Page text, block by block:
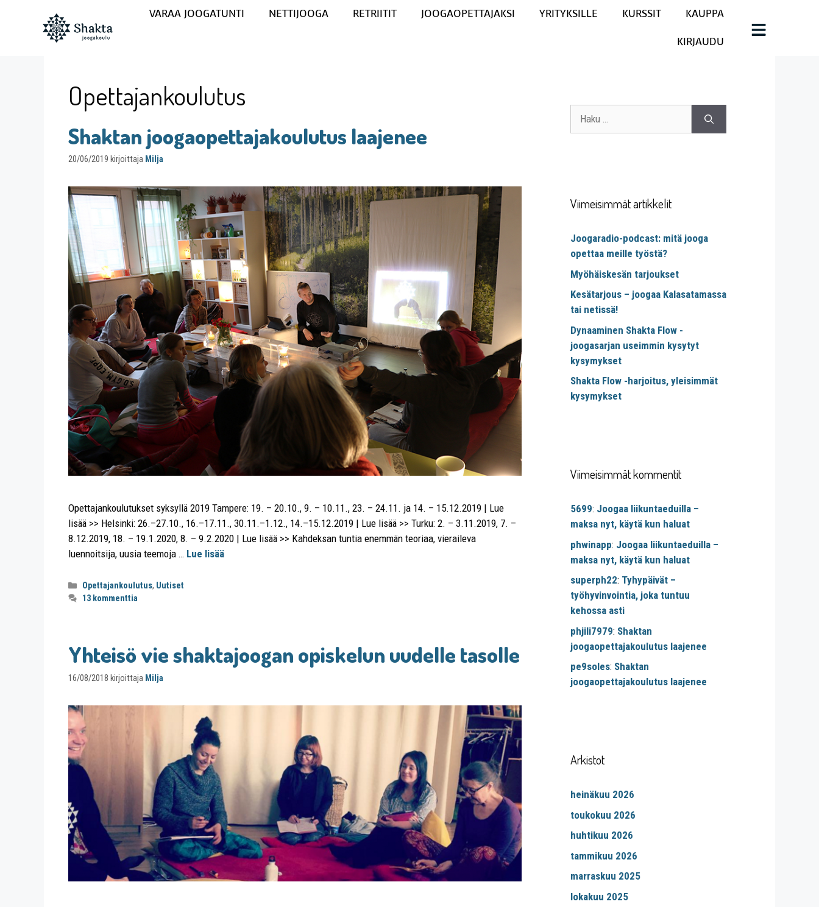
VARAA JOOGATUNTI NETTIJOOGA RETRIITIT JOOGAOPETTAJAKSI YRITYKSILLE KURSSIT
KAUPPA
KIRJAUDU
Opettajankoulutus
Shaktan joogaopettajakoulutus laajenee
20/06/2019 kirjoittaja Milja
Opettajankoulutukset syksyllä 2019 Tampere: 19. – 20.10., 9. – 10.11., 23. – 24.11. ja 14. – 15.12.2019 | Lue
lisää >> Helsinki: 26.–27.10., 16.–17.11., 30.11.–1.12., 14.–15.12.2019 | Lue lisää >> Turku: 2. – 3.11.2019, 7. –
8.12.2019, 18. – 19.1.2020, 8. – 9.2.2020 | Lue lisää >> Kahdeksan tuntia enemmän teoriaa, vieraileva
luennoitsija, uusia teemoja … Lue lisää
Opettajankoulutus, Uutiset
13 kommenttia
Yhteisö vie shaktajoogan opiskelun uudelle tasolle
16/08/2018 kirjoittaja Milja
Viimeisimmät artikkelit
Joogaradio-podcast: mitä jooga
opettaa meille työstä?
Myöhäiskesän tarjoukset
Kesätarjous – joogaa Kalasatamassa
tai netissä!
Dynaaminen Shakta Flow -
joogasarjan useimmin kysytyt
kysymykset
Shakta Flow -harjoitus, yleisimmät
kysymykset
Viimeisimmät kommentit
5699: Joogaa liikuntaeduilla –
maksa nyt, käytä kun haluat
phwinapp: Joogaa liikuntaeduilla –
maksa nyt, käytä kun haluat
superph22: Tyhypäivät –
työhyvinvointia, joka tuntuu
kehossa asti
phjili7979: Shaktan
joogaopettajakoulutus laajenee
pe9soles: Shaktan
joogaopettajakoulutus laajenee
Arkistot
heinäkuu 2026
toukokuu 2026
huhtikuu 2026
tammikuu 2026
marraskuu 2025
lokakuu 2025